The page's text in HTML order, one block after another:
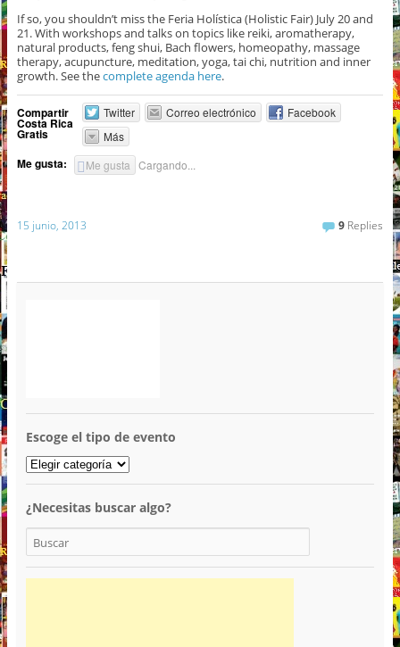
If so, you shouldn’t miss the Feria Holística (Holistic Fair) July 20 and
21. With workshops and talks on topics like reiki, aromatherapy,
natural products, feng shui, Bach flowers, homeopathy, massage
therapy, acupuncture, meditation, yoga, tai chi, nutrition and inner
growth. See thecomplete agenda here.
Compartir
Costa Rica
Gratis
Twitter Correo electrónico
Facebook
Más
Me gusta: Me gusta Cargando...
15 junio, 2013 9 Replies
Escoge el tipo de evento
¿Necesitas buscar algo?